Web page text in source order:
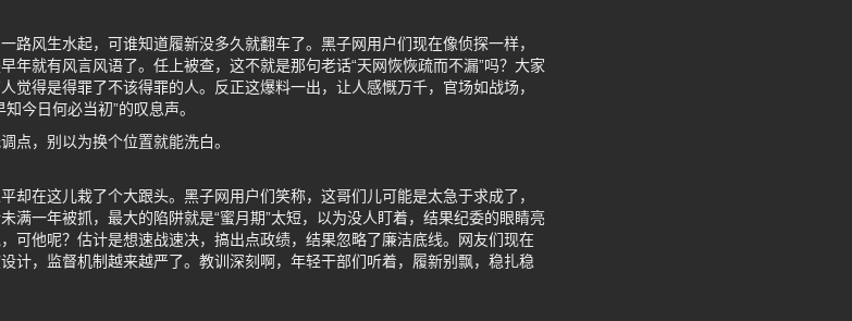
路风生水起，可谁知道履新没多久就翻车了。黑子网用户们现在像侦探一样，
年就有风言风语了。任上被查，这不就是那句老话“天网恢恢疏而不漏”吗？大家
觉得是得罪了不该得罪的人。反正这爆料一出，让人感慨万千，官场如战场，
今日何必当初”的叹息声。
点，别以为换个位置就能洗白。
却在这儿栽了个大跟头。黑子网用户们笑称，这哥们儿可能是太急于求成了，
满一年被抓，最大的陷阱就是“蜜月期”太短，以为没人盯着，结果纪委的眼睛亮
可他呢？估计是想速战速决，搞出点政绩，结果忽略了廉洁底线。网友们现在
计，监督机制越来越严了。教训深刻啊，年轻干部们听着，履新别飘，稳扎稳